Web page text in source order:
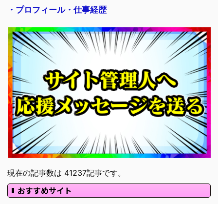
・プロフィール・仕事経歴
現在の記事数は 41237記事です。
おすすめサイト